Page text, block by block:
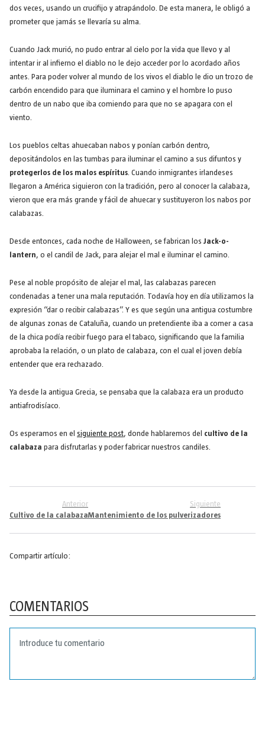
dos veces, usando un crucifijo y atrapándolo. De esta manera, le obligó a
prometer que jamás se llevaría su alma.
Cuando Jack murió, no pudo entrar al cielo por la vida que llevo y al
intentar ir al infierno el diablo no le dejo acceder por lo acordado años
antes. Para poder volver al mundo de los vivos el diablo le dio un trozo de
carbón encendido para que iluminara el camino y el hombre lo puso
dentro de un nabo que iba comiendo para que no se apagara con el
viento.
Los pueblos celtas ahuecaban nabos y ponían carbón dentro,
depositándolos en las tumbas para iluminar el camino a sus difuntos y
protegerlos de los malos espíritus. Cuando inmigrantes irlandeses
llegaron a América siguieron con la tradición, pero al conocer la calabaza,
vieron que era más grande y fácil de ahuecar y sustituyeron los nabos por
calabazas.
Desde entonces, cada noche de Halloween, se fabrican los Jack-o-
lantern, o el candil de Jack, para alejar el mal e iluminar el camino.
Pese al noble propósito de alejar el mal, las calabazas parecen
condenadas a tener una mala reputación. Todavía hoy en día utilizamos la
expresión “dar o recibir calabazas”. Y es que según una antigua costumbre
de algunas zonas de Cataluña, cuando un pretendiente iba a comer a casa
de la chica podía recibir fuego para el tabaco, significando que la familia
aprobaba la relación, o un plato de calabaza, con el cual el joven debía
entender que era rechazado.
Ya desde la antigua Grecia, se pensaba que la calabaza era un producto
antiafrodisíaco.
Os esperamos en el siguiente post, donde hablaremos del cultivo de la
calabaza para disfrutarlas y poder fabricar nuestros candiles.
Anterior
Cultivo de la calabaza
Siguiente
Mantenimiento de los pulverizadores
Compartir artículo:
COMENTARIOS